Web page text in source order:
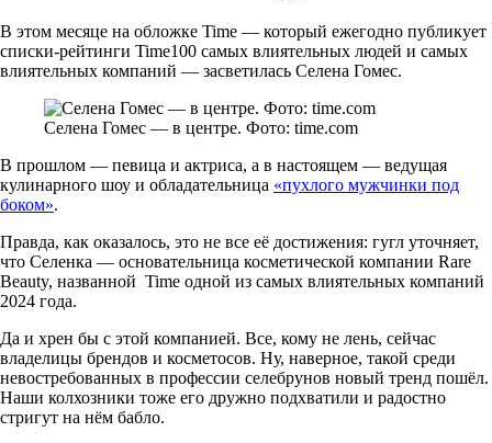
В этом месяце на обложке Time — который ежегодно публикует
списки-рейтинги Time100 самых влиятельных людей и самых
влиятельных компаний — засветилась Селена Гомес.
Селена Гомес — в центре. Фото: time.com
В прошлом — певица и актриса, а в настоящем — ведущая
кулинарного шоу и обладательница «пухлого мужчинки под
боком».
Правда, как оказалось, это не все её достижения: гугл уточняет,
что Селенка — основательница косметической компании Rare
Beauty, названной Time одной из самых влиятельных компаний
2024 года.
Да и хрен бы с этой компанией. Все, кому не лень, сейчас
владелицы брендов и косметосов. Ну, наверное, такой среди
невостребованных в профессии селебрунов новый тренд пошёл.
Наши колхозники тоже его дружно подхватили и радостно
стригут на нём бабло.